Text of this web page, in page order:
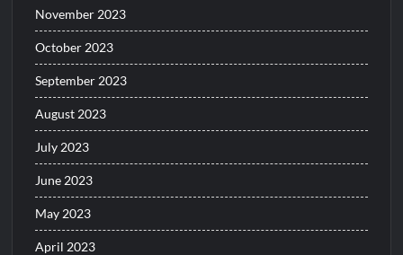
November 2023
October 2023
September 2023
August 2023
July 2023
June 2023
May 2023
April 2023